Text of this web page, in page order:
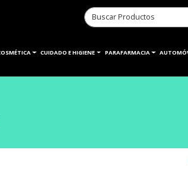
CUIDADO E HIGIENE PARAFARMACIA